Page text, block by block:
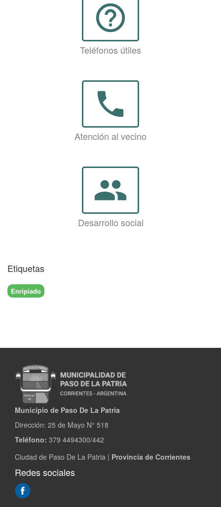
help_outline
Teléfonos útiles
phone
Atención al vecino
group
Desarrollo social
Etiquetas
Enripiado
Municipio de Paso De La Patria
Dirección: 25 de Mayo N° 518
Teléfono: 379 4494300/442
Ciudad de Paso De La Patria | Provincia de Corrientes
Redes sociales